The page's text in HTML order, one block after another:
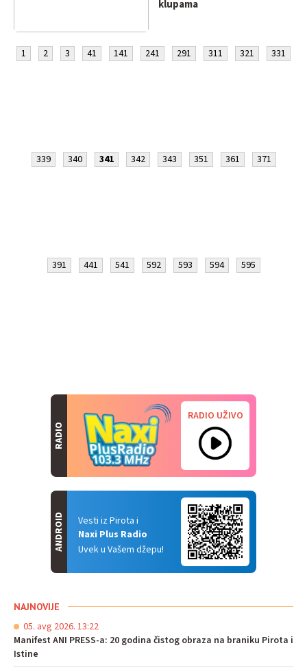
klupama
1 2 3 41 141 241 291 311 321 331
339 340 341 342 343 351 361 371
391 441 541 592 593 594 595
RADIO
RADIO UŽIVO
Vesti iz Pirota i
Naxi Plus Radio
Uvek u Vašem džepu!
ANDROID
NAJNOVIJE
05. avg 2026. 13:22
Manifest ANI PRESS-a: 20 godina čistog obraza na braniku Pirota i
Istine